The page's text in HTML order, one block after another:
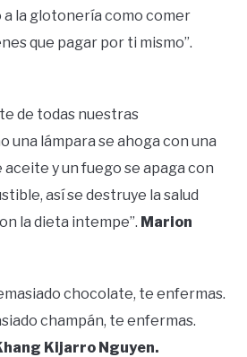
a la glotonería como comer
que pagar por ti mismo”.
de todas nuestras
una lámpara se ahoga con una
y un fuego se apaga con
así se destruye la salud
la dieta intempe”. Marion
chocolate, te enfermas.
champán, te enfermas.
Kijarro Nguyen.